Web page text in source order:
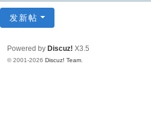
发新帖
Powered by Discuz! X3.5
© 2001-2026 Discuz! Team